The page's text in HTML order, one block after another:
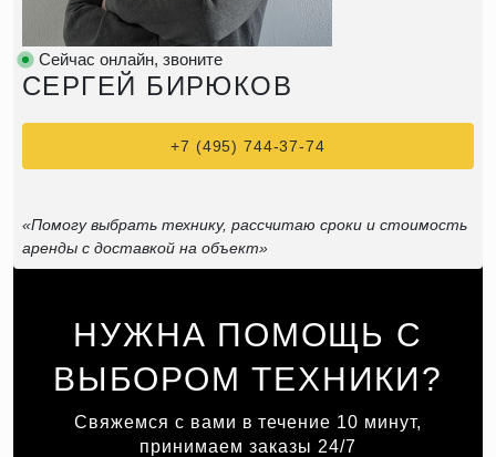
НУЖНА ПОМОЩЬ С
ВЫБОРОМ ТЕХНИКИ?
Свяжемся с вами в течение 10 минут,
принимаем заказы 24/7
Сейчас онлайн, звоните
СЕРГЕЙ БИРЮКОВ
+7 (495) 744-37-74
«Помогу выбрать технику, рассчитаю сроки и стоимость
аренды с доставкой на объект»